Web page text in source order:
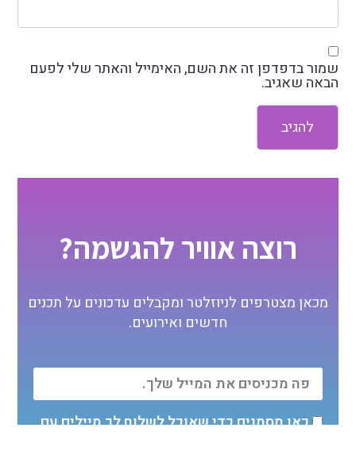
שמור בדפדפן זה את השם, האימייל והאתר שלי לפעם
הבאה שאגיב.
רוצה אוויר להגשמה?
מכאן מצטרפים לניוזלטר ומקבלים עדכונים על תכנים
חדשים ואירועים.
כאן מסמנים כדי שאוכל לשלוח לך מיילים עם